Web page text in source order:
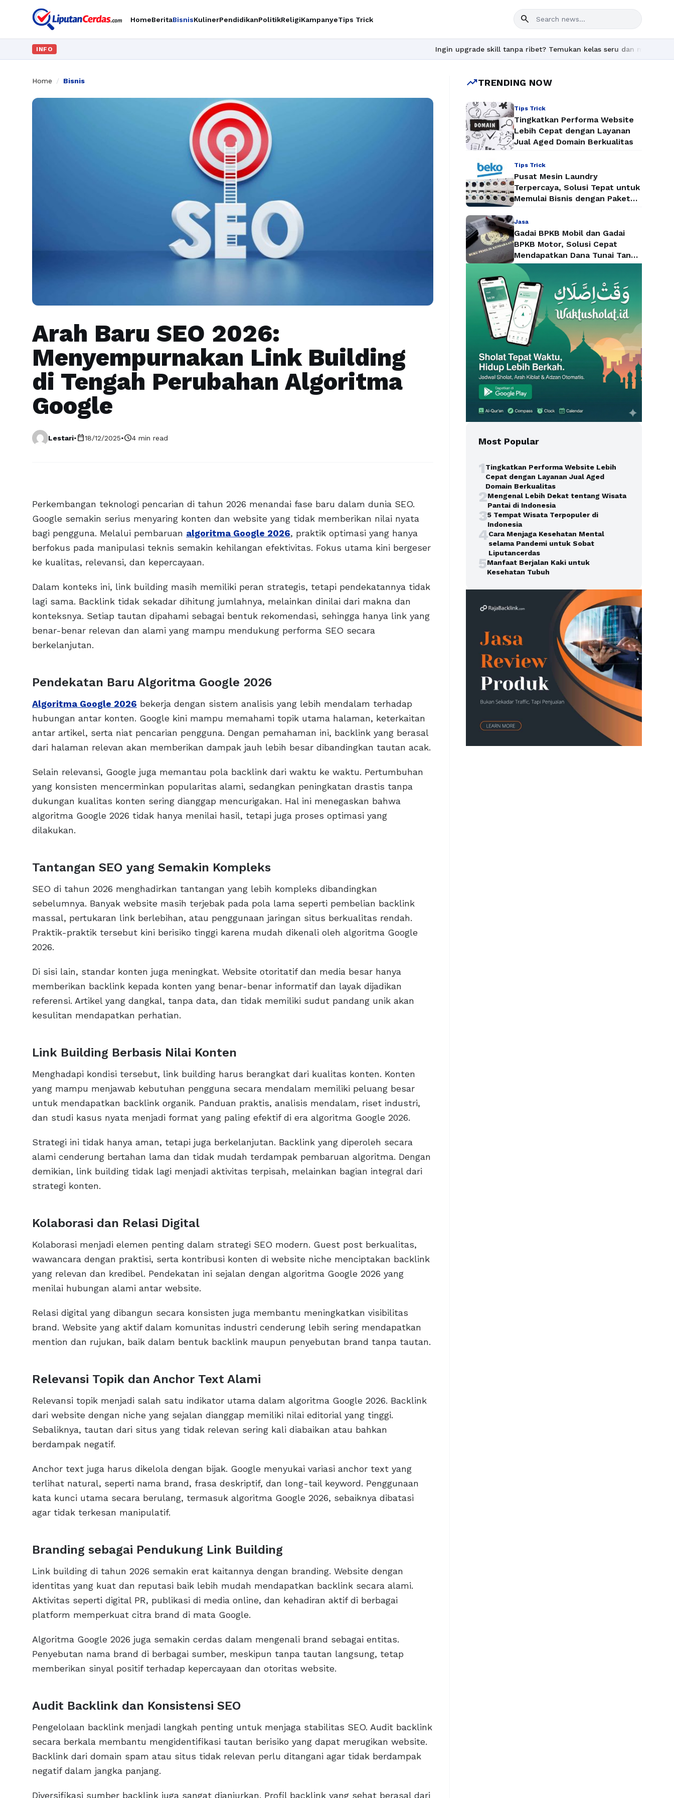
HomeBeritaBisnisKulinerPendidikanPolitikReligiKampanyeTips Trick search
INFO Ingin upgrade skill tanpa ribet? Temukan kelas seru dan materi lengkap hanya
Home / Bisnis
Arah Baru SEO 2026:
Menyempurnakan Link Building
di Tengah Perubahan Algoritma
Google
Lestari•calendar_today18/12/2025•schedule4 min read
Perkembangan teknologi pencarian di tahun 2026 menandai fase baru dalam dunia SEO.
Google semakin serius menyaring konten dan website yang tidak memberikan nilai nyata
bagi pengguna. Melalui pembaruan algoritma Google 2026, praktik optimasi yang hanya
berfokus pada manipulasi teknis semakin kehilangan efektivitas. Fokus utama kini bergeser
ke kualitas, relevansi, dan kepercayaan.
Dalam konteks ini, link building masih memiliki peran strategis, tetapi pendekatannya tidak
lagi sama. Backlink tidak sekadar dihitung jumlahnya, melainkan dinilai dari makna dan
konteksnya. Setiap tautan dipahami sebagai bentuk rekomendasi, sehingga hanya link yang
benar-benar relevan dan alami yang mampu mendukung performa SEO secara
berkelanjutan.
Pendekatan Baru Algoritma Google 2026
Algoritma Google 2026 bekerja dengan sistem analisis yang lebih mendalam terhadap
hubungan antar konten. Google kini mampu memahami topik utama halaman, keterkaitan
antar artikel, serta niat pencarian pengguna. Dengan pemahaman ini, backlink yang berasal
dari halaman relevan akan memberikan dampak jauh lebih besar dibandingkan tautan acak.
Selain relevansi, Google juga memantau pola backlink dari waktu ke waktu. Pertumbuhan
yang konsisten mencerminkan popularitas alami, sedangkan peningkatan drastis tanpa
dukungan kualitas konten sering dianggap mencurigakan. Hal ini menegaskan bahwa
algoritma Google 2026 tidak hanya menilai hasil, tetapi juga proses optimasi yang
dilakukan.
Tantangan SEO yang Semakin Kompleks
SEO di tahun 2026 menghadirkan tantangan yang lebih kompleks dibandingkan
sebelumnya. Banyak website masih terjebak pada pola lama seperti pembelian backlink
massal, pertukaran link berlebihan, atau penggunaan jaringan situs berkualitas rendah.
Praktik-praktik tersebut kini berisiko tinggi karena mudah dikenali oleh algoritma Google
2026.
Di sisi lain, standar konten juga meningkat. Website otoritatif dan media besar hanya
memberikan backlink kepada konten yang benar-benar informatif dan layak dijadikan
referensi. Artikel yang dangkal, tanpa data, dan tidak memiliki sudut pandang unik akan
kesulitan mendapatkan perhatian.
Link Building Berbasis Nilai Konten
Menghadapi kondisi tersebut, link building harus berangkat dari kualitas konten. Konten
yang mampu menjawab kebutuhan pengguna secara mendalam memiliki peluang besar
untuk mendapatkan backlink organik. Panduan praktis, analisis mendalam, riset industri,
dan studi kasus nyata menjadi format yang paling efektif di era algoritma Google 2026.
Strategi ini tidak hanya aman, tetapi juga berkelanjutan. Backlink yang diperoleh secara
alami cenderung bertahan lama dan tidak mudah terdampak pembaruan algoritma. Dengan
demikian, link building tidak lagi menjadi aktivitas terpisah, melainkan bagian integral dari
strategi konten.
Kolaborasi dan Relasi Digital
Kolaborasi menjadi elemen penting dalam strategi SEO modern. Guest post berkualitas,
wawancara dengan praktisi, serta kontribusi konten di website niche menciptakan backlink
yang relevan dan kredibel. Pendekatan ini sejalan dengan algoritma Google 2026 yang
menilai hubungan alami antar website.
Relasi digital yang dibangun secara konsisten juga membantu meningkatkan visibilitas
brand. Website yang aktif dalam komunitas industri cenderung lebih sering mendapatkan
mention dan rujukan, baik dalam bentuk backlink maupun penyebutan brand tanpa tautan.
Relevansi Topik dan Anchor Text Alami
Relevansi topik menjadi salah satu indikator utama dalam algoritma Google 2026. Backlink
dari website dengan niche yang sejalan dianggap memiliki nilai editorial yang tinggi.
Sebaliknya, tautan dari situs yang tidak relevan sering kali diabaikan atau bahkan
berdampak negatif.
Anchor text juga harus dikelola dengan bijak. Google menyukai variasi anchor text yang
terlihat natural, seperti nama brand, frasa deskriptif, dan long-tail keyword. Penggunaan
kata kunci utama secara berulang, termasuk algoritma Google 2026, sebaiknya dibatasi
agar tidak terkesan manipulatif.
Branding sebagai Pendukung Link Building
Link building di tahun 2026 semakin erat kaitannya dengan branding. Website dengan
identitas yang kuat dan reputasi baik lebih mudah mendapatkan backlink secara alami.
Aktivitas seperti digital PR, publikasi di media online, dan kehadiran aktif di berbagai
platform memperkuat citra brand di mata Google.
Algoritma Google 2026 juga semakin cerdas dalam mengenali brand sebagai entitas.
Penyebutan nama brand di berbagai sumber, meskipun tanpa tautan langsung, tetap
memberikan sinyal positif terhadap kepercayaan dan otoritas website.
Audit Backlink dan Konsistensi SEO
Pengelolaan backlink menjadi langkah penting untuk menjaga stabilitas SEO. Audit backlink
secara berkala membantu mengidentifikasi tautan berisiko yang dapat merugikan website.
Backlink dari domain spam atau situs tidak relevan perlu ditangani agar tidak berdampak
negatif dalam jangka panjang.
Diversifikasi sumber backlink juga sangat dianjurkan. Profil backlink yang sehat berasal dari
trending_upTRENDING NOW
Tips Trick
Tingkatkan Performa Website
Lebih Cepat dengan Layanan
Jual Aged Domain Berkualitas
Tips Trick
Pusat Mesin Laundry
Terpercaya, Solusi Tepat untuk
Memulai Bisnis dengan Paket
Jasa
Gadai BPKB Mobil dan Gadai
BPKB Motor, Solusi Cepat
Mendapatkan Dana Tunai Tanpa
Kehilangan Kendaraan
Most Popular
1Tingkatkan Performa Website Lebih
Cepat dengan Layanan Jual Aged
Domain Berkualitas
2Mengenal Lebih Dekat tentang Wisata
Pantai di Indonesia
35 Tempat Wisata Terpopuler di
Indonesia
4Cara Menjaga Kesehatan Mental
selama Pandemi untuk Sobat
Liputancerdas
5Manfaat Berjalan Kaki untuk
Kesehatan Tubuh